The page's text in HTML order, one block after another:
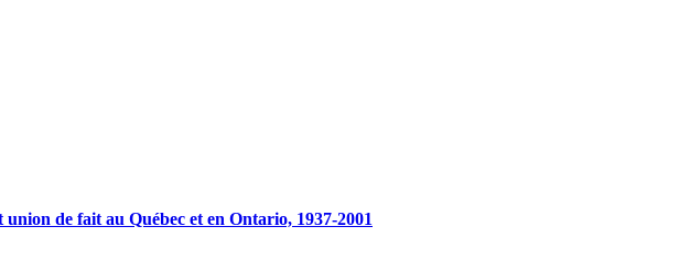
de fait au Québec et en Ontario, 1937-2001